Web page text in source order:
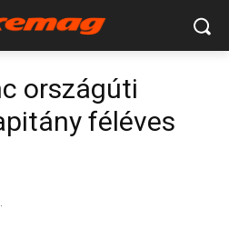
országúti
féléves